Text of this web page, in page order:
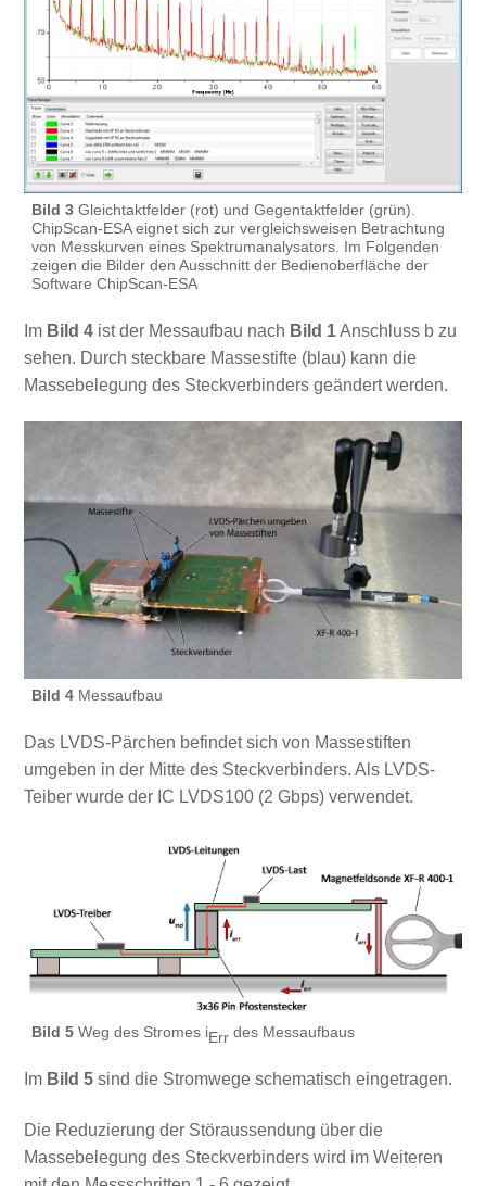
Bild 3Gleichtaktfelder (rot) und Gegentaktfelder (grün).
ChipScan-ESA eignet sich zur vergleichsweisen Betrachtung
von Messkurven eines Spektrumanalysators. Im Folgenden
zeigen die Bilder den Ausschnitt der Bedienoberfläche der
Software ChipScan-ESA
Im Bild 4ist der Messaufbau nach Bild 1Anschluss b zu
sehen. Durch steckbare Massestifte (blau) kann die
Massebelegung des Steckverbinders geändert werden.
Bild 4Messaufbau
Das LVDS-Pärchen befindet sich von Massestiften
umgeben in der Mitte des Steckverbinders. Als LVDS-
Teiber wurde der IC LVDS100 (2 Gbps) verwendet.
Bild 5Weg des Stromes iErrdes Messaufbaus
Im Bild 5sind die Stromwege schematisch eingetragen.
Die Reduzierung der Störaussendung über die
Massebelegung des Steckverbinders wird im Weiteren